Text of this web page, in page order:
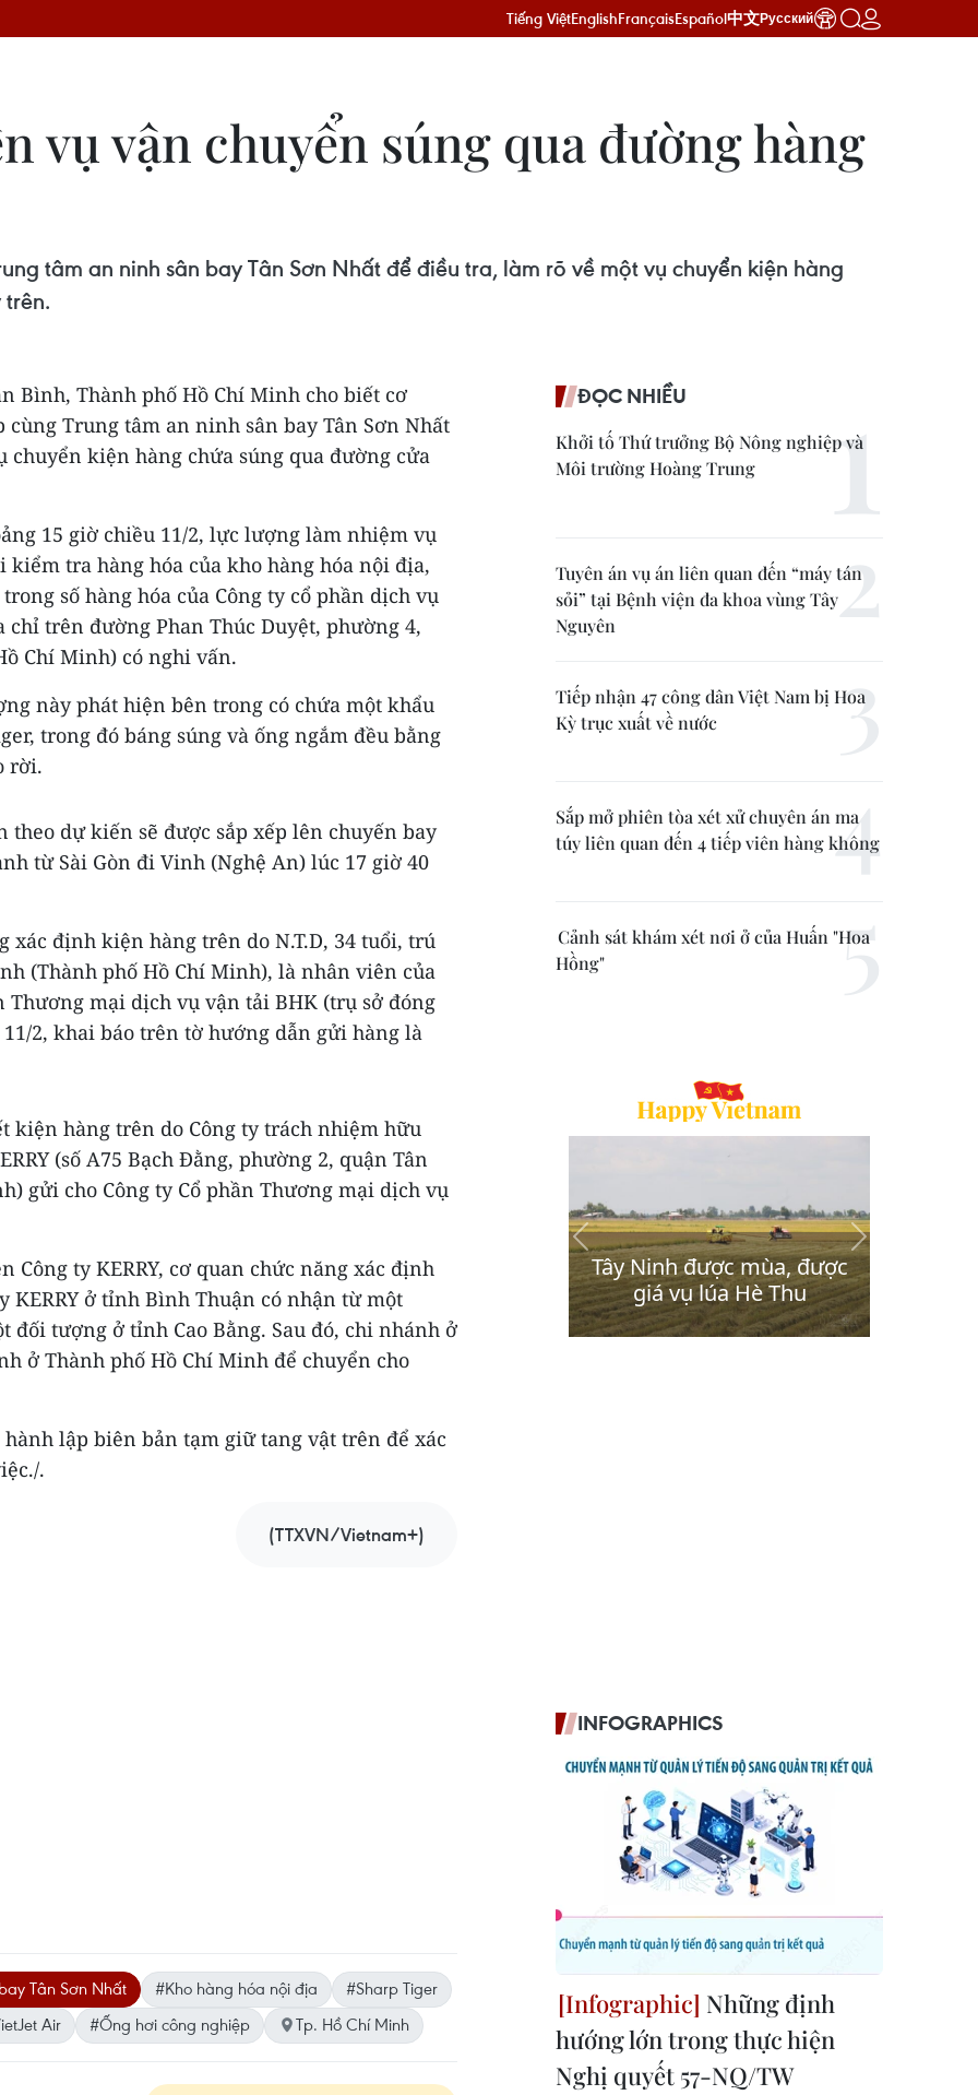
Tiếng ViệtEnglishFrançaisEspañol中文Русский
vụ vận chuyển súng qua đường hàng
tâm an ninh sân bay Tân Sơn Nhất để điều tra, làm rõ về một vụ chuyển kiện hàng
Bình, Thành phố Hồ Chí Minh cho biết cơ
cùng Trung tâm an ninh sân bay Tân Sơn Nhất
chuyển kiện hàng chứa súng qua đường cửa
15 giờ chiều 11/2, lực lượng làm nhiệm vụ
kiểm tra hàng hóa của kho hàng hóa nội địa,
số hàng hóa của Công ty cổ phần dịch vụ
chỉ trên đường Phan Thúc Duyệt, phường 4,
Chí Minh) có nghi vấn.
này phát hiện bên trong có chứa một khẩu
trong đó báng súng và ống ngắm đều bằng
rời.
dự kiến sẽ được sắp xếp lên chuyến bay
từ Sài Gòn đi Vinh (Nghệ An) lúc 17 giờ 40
xác định kiện hàng trên do N.T.D, 34 tuổi, trú
(Thành phố Hồ Chí Minh), là nhân viên của
Thương mại dịch vụ vận tải BHK (trụ sở đóng
2, khai báo trên tờ hướng dẫn gửi hàng là
kiện hàng trên do Công ty trách nhiệm hữu
(số A75 Bạch Đằng, phường 2, quận Tân
gửi cho Công ty Cổ phần Thương mại dịch vụ
Công ty KERRY, cơ quan chức năng xác định
KERRY ở tỉnh Bình Thuận có nhận từ một
đối tượng ở tỉnh Cao Bằng. Sau đó, chi nhánh ở
ở Thành phố Hồ Chí Minh để chuyển cho
lập biên bản tạm giữ tang vật trên để xác
.
(TTXVN/Vietnam+)
Tân Sơn Nhất #Kho hàng hóa nội địa
#Sharp Tiger
Air #Ống hơi công nghiệp Tp. Hồ Chí Minh
ĐỌC NHIỀU
Khởi tố Thứ trưởng Bộ Nông nghiệp và
Môi trường Hoàng Trung
Tuyên án vụ án liên quan đến “máy tán
sỏi” tại Bệnh viện đa khoa vùng Tây
Nguyên
Tiếp nhận 47 công dân Việt Nam bị Hoa
Kỳ trục xuất về nước
Sắp mở phiên tòa xét xử chuyên án ma
túy liên quan đến 4 tiếp viên hàng không
Cảnh sát khám xét nơi ở của Huấn "Hoa
Hồng"
INFOGRAPHICS
Những định
hướng lớn trong thực hiện
Nghị quyết 57-NQ/TW